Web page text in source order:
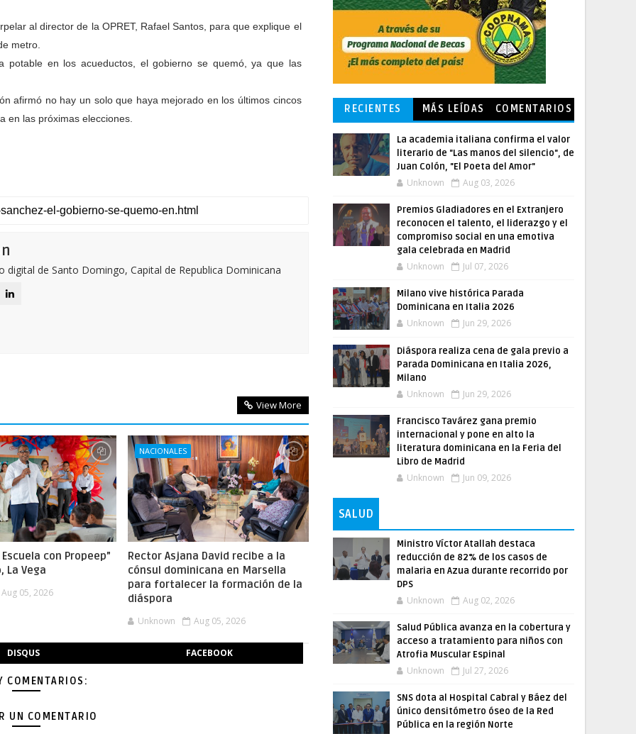
al director de la OPRET, Rafael Santos, para que explique el
metro.
potable en los acueductos, el gobierno se quemó, ya que las
afirmó no hay un solo que haya mejorado en los últimos cincos
en las próximas elecciones.
digital de Santo Domingo, Capital de Republica Dominicana
View More
con Propeep”
La Vega
Aug 05, 2026
NACIONALES
Rector Asjana David recibe a la
cónsul dominicana en Marsella
para fortalecer la formación de la
diáspora
Unknown Aug 05, 2026
DISQUS FACEBOOK
COMENTARIOS:
UN COMENTARIO
RECIENTES MÁS LEÍDAS COMENTARIOS
La academia italiana confirma el valor
literario de "Las manos del silencio", de
Juan Colón, "El Poeta del Amor"
Unknown Aug 03, 2026
Premios Gladiadores en el Extranjero
reconocen el talento, el liderazgo y el
compromiso social en una emotiva
gala celebrada en Madrid
Unknown Jul 07, 2026
Milano vive histórica Parada
Dominicana en Italia 2026
Unknown Jun 29, 2026
Diáspora realiza cena de gala previo a
Parada Dominicana en Italia 2026,
Milano
Unknown Jun 29, 2026
Francisco Tavárez gana premio
internacional y pone en alto la
literatura dominicana en la Feria del
Libro de Madrid
Unknown Jun 09, 2026
SALUD
Ministro Víctor Atallah destaca
reducción de 82% de los casos de
malaria en Azua durante recorrido por
DPS
Unknown Aug 02, 2026
Salud Pública avanza en la cobertura y
acceso a tratamiento para niños con
Atrofia Muscular Espinal
Unknown Jul 27, 2026
SNS dota al Hospital Cabral y Báez del
único densitómetro óseo de la Red
Pública en la región Norte